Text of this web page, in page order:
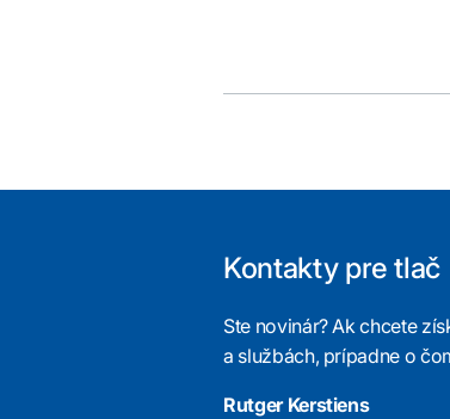
Kontakty pre tlač
Ste novinár? Ak chcete
a službách, prípadne o
Rutger Kerstiens